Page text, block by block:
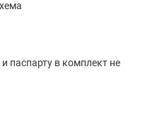
паспарту в комплект не